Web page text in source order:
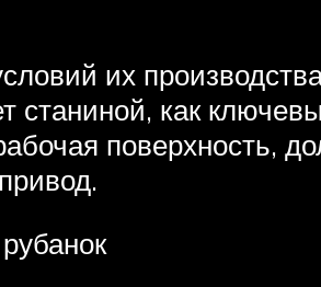
их
станиной, как
поверхность,